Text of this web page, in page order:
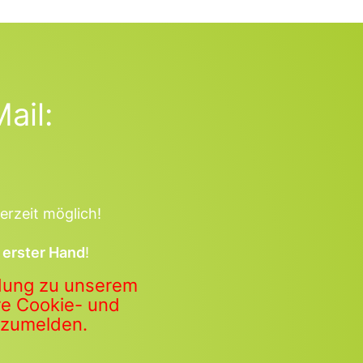
möglich!
Hand!
zu unserem
Cookie- und